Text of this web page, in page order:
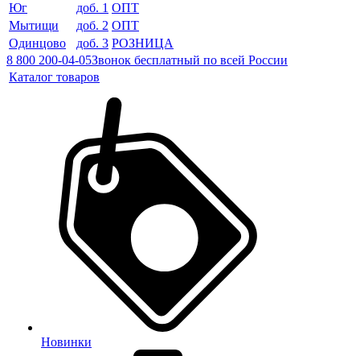
Юг
доб. 1 ОПТ
Мытищи
доб. 2 ОПТ
Одинцово
доб. 3 РОЗНИЦА
8 800 200-04-05Звонок бесплатный по всей России
Каталог товаров
Новинки